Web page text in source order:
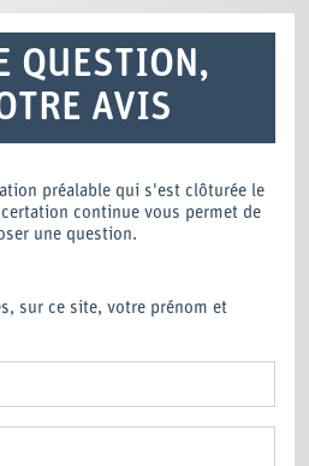
QUESTION,
AVIS
préalable qui s'est clôturée le
continue vous permet de
une question.
sur ce site, votre prénom et